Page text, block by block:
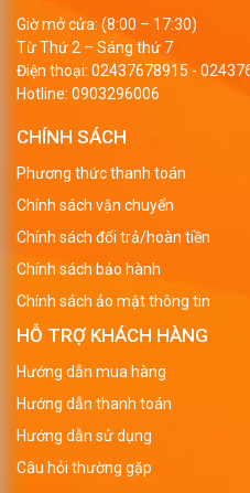
Giờ mở cửa: (8:00 – 17:30)
Từ Thứ 2 – Sáng thứ 7
Điện thoại: 02437678915 -
Hotline: 0903296006
CHÍNH SÁCH
Phương thức thanh toán
Chính sách vận chuyển
Chính sách đổi trả/hoàn tiền
Chính sách bảo hành
Chính sách ảo mật thông tin
HỖ TRỢ KHÁCH HÀNG
Hướng dẫn mua hàng
Hướng dẫn thanh toán
Hướng dẫn sử dụng
Câu hỏi thường gặp